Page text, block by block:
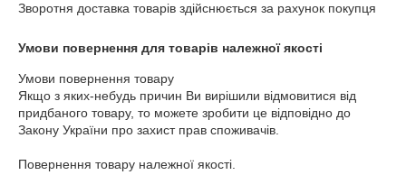
Зворотня доставка товарів здійснюється за рахунок покупця
Умови повернення для товарів належної якості
Умови повернення товару
Якщо з яких-небудь причин Ви вирішили відмовитися від
придбаного товару, то можете зробити це відповідно до
Закону України про захист прав споживачів.
Повернення товару належної якості.